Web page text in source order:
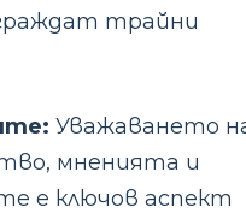
трайни
Уважаването
мненията и
е ключов аспект